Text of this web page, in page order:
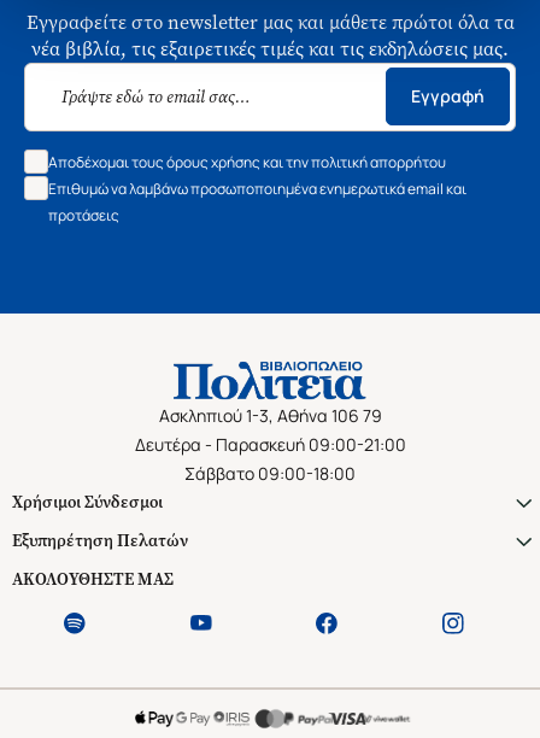
Εγγραφείτε στο newsletter μας και μάθετε πρώτοι όλα τα
νέα βιβλία, τις εξαιρετικές τιμές και τις εκδηλώσεις μας.
Εγγραφή
Αποδέχομαι τους όρους χρήσης και την πολιτική απορρήτου
Επιθυμώ να λαμβάνω προσωποποιημένα ενημερωτικά email και
προτάσεις
Ασκληπιού 1-3, Αθήνα 106 79
Δευτέρα - Παρασκευή 09:00-21:00
Σάββατο 09:00-18:00
Χρήσιμοι Σύνδεσμοι
Εξυπηρέτηση Πελατών
ΑΚΟΛΟΥΘΗΣΤΕ ΜΑΣ